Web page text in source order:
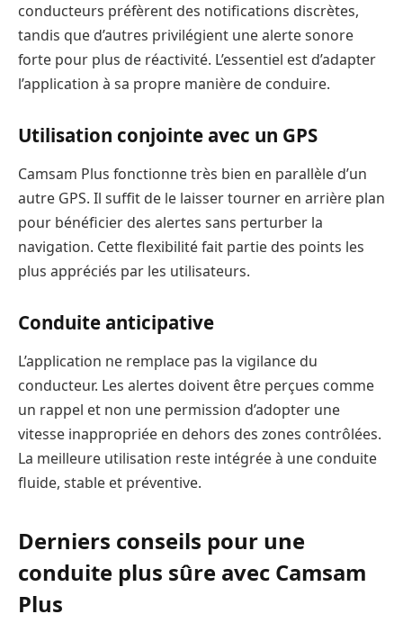
conducteurs préfèrent des notifications discrètes,
tandis que d’autres privilégient une alerte sonore
forte pour plus de réactivité. L’essentiel est d’adapter
l’application à sa propre manière de conduire.
Utilisation conjointe avec un GPS
Camsam Plus fonctionne très bien en parallèle d’un
autre GPS. Il suffit de le laisser tourner en arrière plan
pour bénéficier des alertes sans perturber la
navigation. Cette flexibilité fait partie des points les
plus appréciés par les utilisateurs.
Conduite anticipative
L’application ne remplace pas la vigilance du
conducteur. Les alertes doivent être perçues comme
un rappel et non une permission d’adopter une
vitesse inappropriée en dehors des zones contrôlées.
La meilleure utilisation reste intégrée à une conduite
fluide, stable et préventive.
Derniers conseils pour une
conduite plus sûre avec Camsam
Plus